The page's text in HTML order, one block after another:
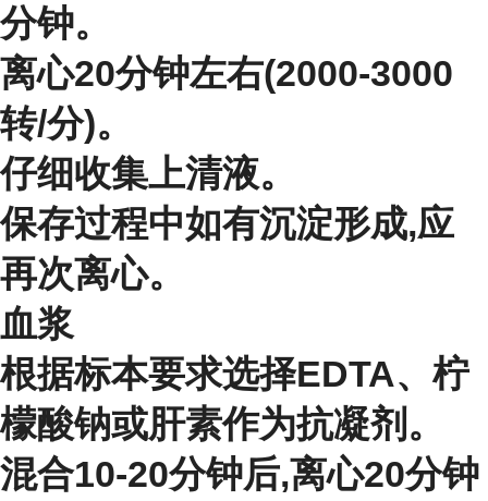
分钟。
离心20分钟左右(2000-3000
转/分)。
仔细收集上清液。
保存过程中如有沉淀形成,应
再次离心。
血浆
根据标本要求选择EDTA、柠
檬酸钠或肝素作为抗凝剂。
混合10-20分钟后,离心20分钟